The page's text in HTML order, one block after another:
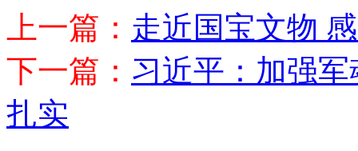
上一篇： 走近国宝文物
下一篇： 习近平：加强
扎实